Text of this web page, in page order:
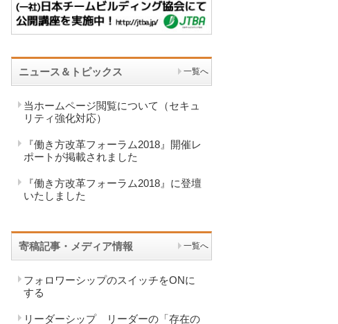
ニュース＆トピックス 一覧へ
当ホームページ閲覧について（セキュ
リティ強化対応）
『働き方改革フォーラム2018』開催レ
ポートが掲載されました
『働き方改革フォーラム2018』に登壇
いたしました
寄稿記事・メディア情報 一覧へ
フォロワーシップのスイッチをONに
する
リーダーシップ リーダーの「存在の